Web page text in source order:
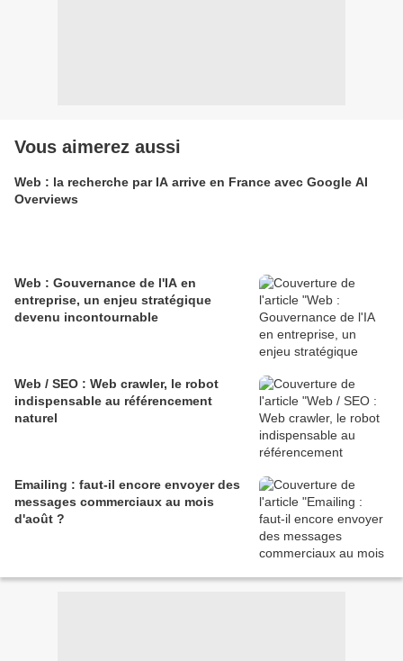
Vous aimerez aussi
Web : la recherche par IA arrive en France avec Google AI
Overviews
Web : Gouvernance de l'IA en
entreprise, un enjeu stratégique
devenu incontournable
Web / SEO : Web crawler, le robot
indispensable au référencement
naturel
Emailing : faut-il encore envoyer des
messages commerciaux au mois
d'août ?